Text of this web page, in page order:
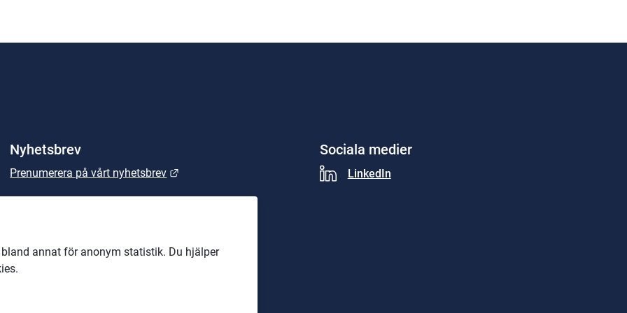
annat för anonym statistik. Du hjälper
Nyhetsbrev
Prenumerera på vårt nyhetsbrev
Sociala medier
LinkedIn